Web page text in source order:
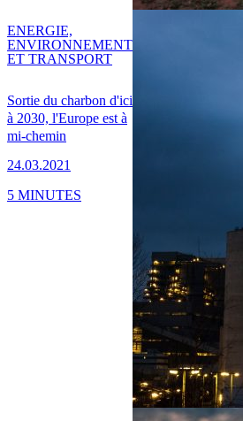
Sortie du charbon d'ici
à 2030, l'Europe est à
mi-chemin
24.03.2021
ENERGIE,
ENVIRONNEMENT
ET TRANSPORT
5 MINUTES